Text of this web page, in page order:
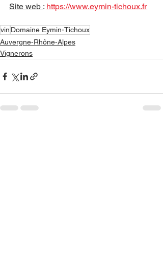
Site web : https://www.eymin-tichoux.fr
vin Domaine Eymin-Tichoux
Auvergne-Rhône-Alpes
Vignerons